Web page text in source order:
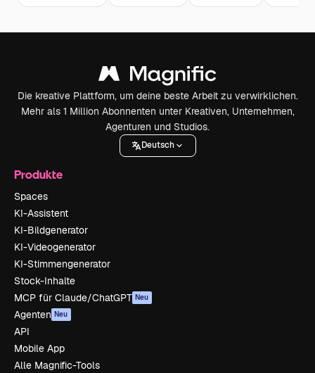
Die kreative Plattform, um deine beste Arbeit zu verwirklichen.
Mehr als 1 Million Abonnenten unter Kreativen, Unternehmen,
Agenturen und Studios.
Deutsch
Produkte
Spaces
KI-Assistent
KI-Bildgenerator
KI-Videogenerator
KI-Stimmengenerator
Stock-Inhalte
MCP für Claude/ChatGPT Neu
Agenten Neu
API
Mobile App
Alle Magnific-Tools